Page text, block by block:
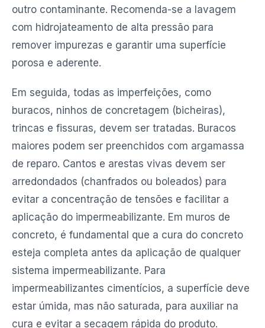
outro contaminante. Recomenda-se a lavagem
com hidrojateamento de alta pressão para
remover impurezas e garantir uma superfície
porosa e aderente.
Em seguida, todas as imperfeições, como
buracos, ninhos de concretagem (bicheiras),
trincas e fissuras, devem ser tratadas. Buracos
maiores podem ser preenchidos com argamassa
de reparo. Cantos e arestas vivas devem ser
arredondados (chanfrados ou boleados) para
evitar a concentração de tensões e facilitar a
aplicação do impermeabilizante. Em muros de
concreto, é fundamental que a cura do concreto
esteja completa antes da aplicação de qualquer
sistema impermeabilizante. Para
impermeabilizantes cimentícios, a superfície deve
estar úmida, mas não saturada, para auxiliar na
cura e evitar a secagem rápida do produto.